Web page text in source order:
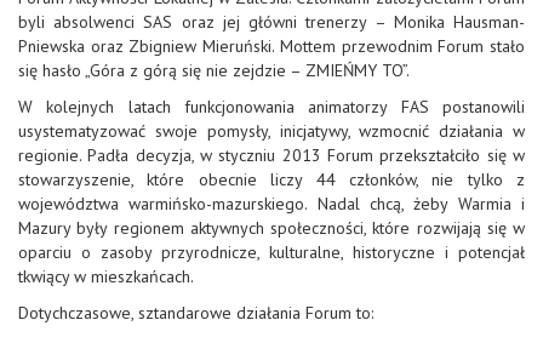
byli absolwenci SAS oraz jej główni trenerzy – Monika Hausman-
Pniewska oraz Zbigniew Mieruński. Mottem przewodnim Forum stało
się hasło „Góra z górą się nie zejdzie – ZMIEŃMY TO”.
W kolejnych latach funkcjonowania animatorzy FAS postanowili
usystematyzować swoje pomysły, inicjatywy, wzmocnić działania w
regionie. Padła decyzja, w styczniu 2013 Forum przekształciło się w
stowarzyszenie, które obecnie liczy 44 członków, nie tylko z
województwa warmińsko-mazurskiego. Nadal chcą, żeby Warmia i
Mazury były regionem aktywnych społeczności, które rozwijają się w
oparciu o zasoby przyrodnicze, kulturalne, historyczne i potencjał
tkwiący w mieszkańcach.
Dotychczasowe, sztandarowe działania Forum to: